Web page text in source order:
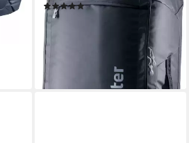
dir (2)
ab 218,99 € 260,00 €
-16%
lieferbar - in 2-3 Werktagen bei dir